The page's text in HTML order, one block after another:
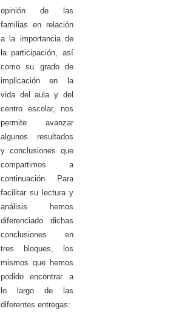
opinión de las
familias en relación
a la importancia de
la participación, así
como su grado de
implicación en la
vida del aula y del
centro escolar, nos
permite avanzar
algunos resultados
y conclusiones que
compartimos a
continuación. Para
facilitar su lectura y
análisis hemos
diferenciado dichas
conclusiones en
tres bloques, los
mismos que hemos
podido encontrar a
lo largo de las
diferentes entregas: